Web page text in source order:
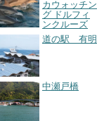
カウォッチン
グ ドルフィ
ンクルーズ
道の駅 有明
中瀬戸橋